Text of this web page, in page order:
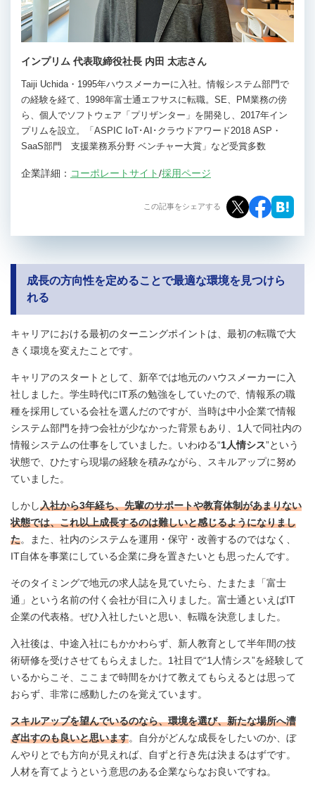
インプリム 代表取締役社長 内田 太志さん
Taiji Uchida・1995年ハウスメーカーに入社。情報システム部門で
の経験を経て、1998年富士通エフサスに転職。SE、PM業務の傍
ら、個人でソフトウェア「プリザンター」を開発し、2017年イン
プリムを設立。「ASPIC IoT･AI･クラウドアワード2018 ASP・
SaaS部門 支援業務系分野 ベンチャー大賞」など受賞多数
企業詳細： コーポレートサイト/採用ページ
この記事をシェアする
成長の方向性を定めることで最適な環境を見つけら
れる
キャリアにおける最初のターニングポイントは、最初の転職で大
きく環境を変えたことです。
キャリアのスタートとして、新卒では地元のハウスメーカーに入
社しました。学生時代にIT系の勉強をしていたので、情報系の職
種を採用している会社を選んだのですが、当時は中小企業で情報
システム部門を持つ会社が少なかった背景もあり、1人で同社内の
情報システムの仕事をしていました。いわゆる“1人情シス”という
状態で、ひたすら現場の経験を積みながら、スキルアップに努め
ていました。
しかし入社から3年経ち、先輩のサポートや教育体制があまりない
状態では、これ以上成長するのは難しいと感じるようになりまし
た。また、社内のシステムを運用・保守・改善するのではなく、
IT自体を事業にしている企業に身を置きたいとも思ったんです。
そのタイミングで地元の求人誌を見ていたら、たまたま「富士
通」という名前の付く会社が目に入りました。富士通といえばIT
企業の代表格。ぜひ入社したいと思い、転職を決意しました。
入社後は、中途入社にもかかわらず、新人教育として半年間の技
術研修を受けさせてもらえました。1社目で“1人情シス”を経験して
いるからこそ、ここまで時間をかけて教えてもらえるとは思って
おらず、非常に感動したのを覚えています。
スキルアップを望んでいるのなら、環境を選び、新たな場所へ漕
ぎ出すのも良いと思います。自分がどんな成長をしたいのか、ぼ
んやりとでも方向が見えれば、自ずと行き先は決まるはずです。
人材を育てようという意思のある企業ならなお良いですね。